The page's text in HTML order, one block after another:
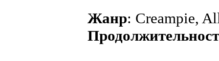
Жанр: Creampie,